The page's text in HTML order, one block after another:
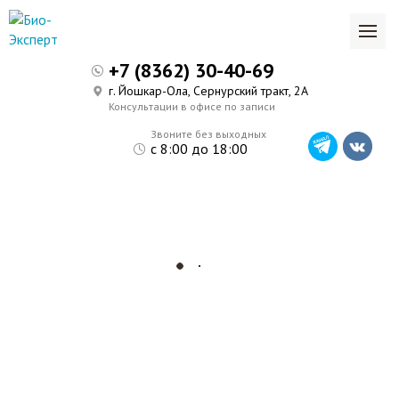
Звоните без выходных
с 8:00 до 18:00
+7 (8362) 30-40-69
г. Йошкар-Ола, Сернурский тракт, 2А
Консультации в офисе по записи